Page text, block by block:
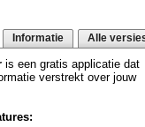
Informatie Alle
is een gratis applicatie dat
verstrekt over jouw